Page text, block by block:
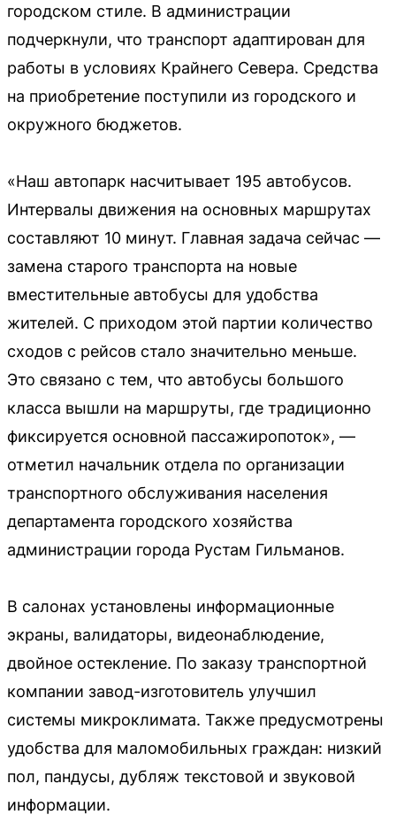
городском стиле. В администрации
подчеркнули, что транспорт адаптирован для
работы в условиях Крайнего Севера. Средства
на приобретение поступили из городского и
окружного бюджетов.
«Наш автопарк насчитывает 195 автобусов.
Интервалы движения на основных маршрутах
составляют 10 минут. Главная задача сейчас —
замена старого транспорта на новые
вместительные автобусы для удобства
жителей. С приходом этой партии количество
сходов с рейсов стало значительно меньше.
Это связано с тем, что автобусы большого
класса вышли на маршруты, где традиционно
фиксируется основной пассажиропоток», —
отметил начальник отдела по организации
транспортного обслуживания населения
департамента городского хозяйства
администрации города Рустам Гильманов.
В салонах установлены информационные
экраны, валидаторы, видеонаблюдение,
двойное остекление. По заказу транспортной
компании завод-изготовитель улучшил
системы микроклимата. Также предусмотрены
удобства для маломобильных граждан: низкий
пол, пандусы, дубляж текстовой и звуковой
информации.